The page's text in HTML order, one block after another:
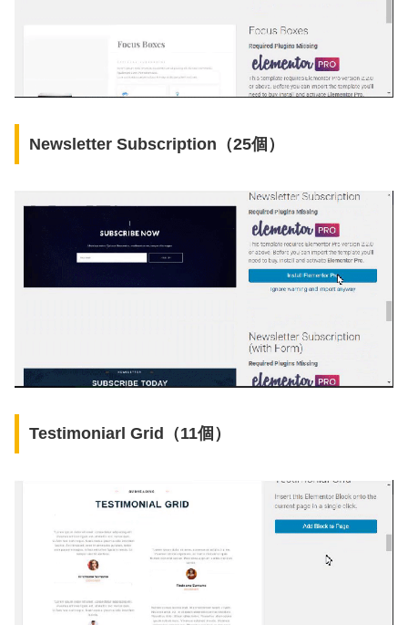
Newsletter Subscription（25個）
Testimoniarl Grid（11個）